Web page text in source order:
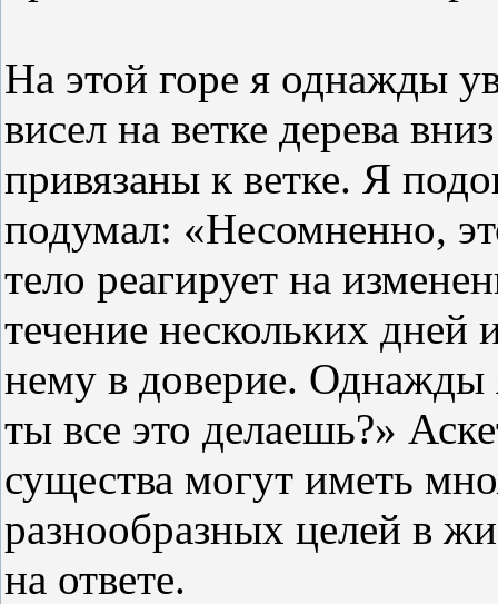
На этой горе я однажды
висел на ветке дерева
привязаны к ветке. Я
подумал: «Несомненно,
тело реагирует на
течение нескольких дней
нему в доверие. Однажды
ты все это делаешь?»
существа могут иметь
разнообразных целей в
на ответе.